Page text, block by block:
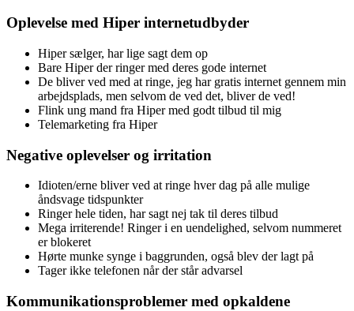
Oplevelse med Hiper internetudbyder
Hiper sælger, har lige sagt dem op
Bare Hiper der ringer med deres gode internet
De bliver ved med at ringe, jeg har gratis internet gennem min
arbejdsplads, men selvom de ved det, bliver de ved!
Flink ung mand fra Hiper med godt tilbud til mig
Telemarketing fra Hiper
Negative oplevelser og irritation
Idioten/erne bliver ved at ringe hver dag på alle mulige
åndsvage tidspunkter
Ringer hele tiden, har sagt nej tak til deres tilbud
Mega irriterende! Ringer i en uendelighed, selvom nummeret
er blokeret
Hørte munke synge i baggrunden, også blev der lagt på
Tager ikke telefonen når der står advarsel
Kommunikationsproblemer med opkaldene